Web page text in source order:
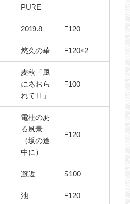
PURE
2019.8 F120
悠久の華 F120×2
麦秋「風
にあおら
れてⅡ」
F100
電柱のあ
る風景
（坂の途
中に）
F120
邂逅 S100
池 F120